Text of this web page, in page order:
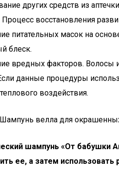
других средств из
Процесс восстановления
питательных масок на
блеск.
вредных факторов. Волосы
данные процедуры
воздействия.
Шампунь велла для
шампунь «От бабушки
ее, а затем